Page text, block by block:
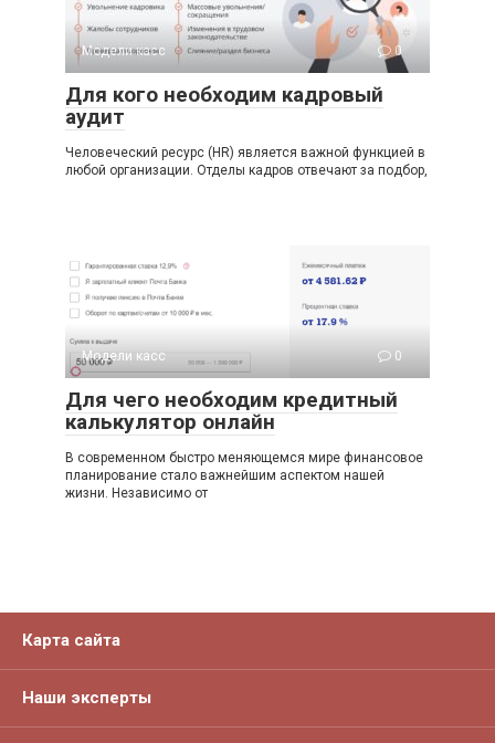
Модели касс 0
Для кого необходим кадровый
аудит
Человеческий ресурс (HR) является важной функцией в
любой организации. Отделы кадров отвечают за подбор,
Модели касс 0
Для чего необходим кредитный
калькулятор онлайн
В современном быстро меняющемся мире финансовое
планирование стало важнейшим аспектом нашей
жизни. Независимо от
Карта сайта
Наши эксперты